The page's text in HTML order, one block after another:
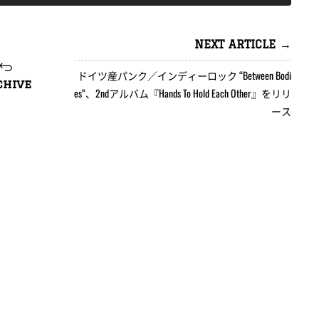
NEXT ARTICLE →
ドイツ産パンク／インディーロック “Between Bodi
es”、2ndアルバム『Hands To Hold Each Other』をリリ
ース